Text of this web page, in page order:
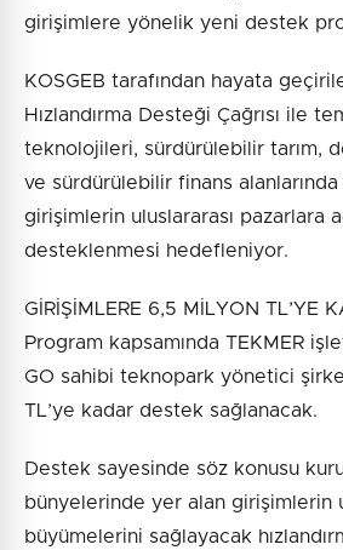
girişimlere yönelik yeni destek
KOSGEB tarafından hayata
Hızlandırma Desteği Çağrısı ile
teknolojileri, sürdürülebilir tarım,
ve sürdürülebilir finans
girişimlerin uluslararası pazarlara
desteklenmesi hedefleniyor.
GİRİŞİMLERE 6,5 MİLYON TL’YE
Program kapsamında TEKMER
GO sahibi teknopark yönetici
TL’ye kadar destek sağlanacak.
Destek sayesinde söz konusu
bünyelerinde yer alan girişimlerin
büyümelerini sağlayacak